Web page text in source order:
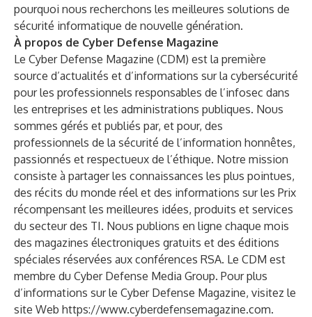
pourquoi nous recherchons les meilleures solutions de
sécurité informatique de nouvelle génération.
À propos de Cyber Defense Magazine
Le Cyber Defense Magazine (CDM) est la première
source d’actualités et d’informations sur la cybersécurité
pour les professionnels responsables de l’infosec dans
les entreprises et les administrations publiques. Nous
sommes gérés et publiés par, et pour, des
professionnels de la sécurité de l’information honnêtes,
passionnés et respectueux de l’éthique. Notre mission
consiste à partager les connaissances les plus pointues,
des récits du monde réel et des informations sur les Prix
récompensant les meilleures idées, produits et services
du secteur des TI. Nous publions en ligne chaque mois
des magazines électroniques gratuits et des éditions
spéciales réservées aux conférences RSA. Le CDM est
membre du Cyber Defense Media Group. Pour plus
d’informations sur le Cyber Defense Magazine, visitez le
site Web https://www.cyberdefensemagazine.com.